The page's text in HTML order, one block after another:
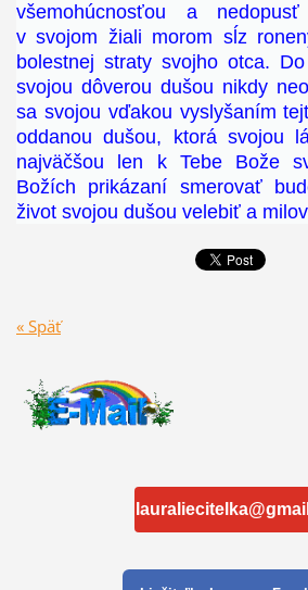
všemohúcnosťou a
v svojom žiali morom sĺz
bolestnej straty svojho otca.
svojou dôverou dušou nikdy
sa svojou vďakou vyslyšaním
oddanou dušou, ktorá svojou
najväčšou len k Tebe Bože
Božích prikázaní smerovať
život svojou dušou velebiť a
« Späť